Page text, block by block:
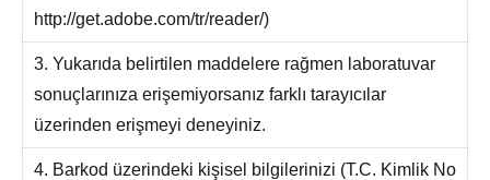
http://get.adobe.com/tr/reader/)
3. Yukarıda belirtilen maddelere rağmen laboratuvar
sonuçlarınıza erişemiyorsanız farklı tarayıcılar
üzerinden erişmeyi deneyiniz.
4. Barkod üzerindeki kişisel bilgilerinizi (T.C. Kimlik No